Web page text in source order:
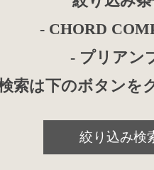
- CHORD
- プリアン
索は下のボタンを
絞り込み検